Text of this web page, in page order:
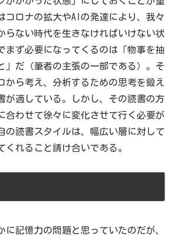
コロナの拡大やAIの発達により、我々
らない時代を生きなければいけない状
まず必要になってくるのは「物事を抽
」だ（筆者の主張の一部である）。そ
から考え、分析するための思考を鍛え
が適している。しかし、その読書の方
合わせて徐々に変化させて行く必要が
の読書スタイルは、幅広い層に対して
くれること請け合いである。
記憶力の問題と思っていたのだが、